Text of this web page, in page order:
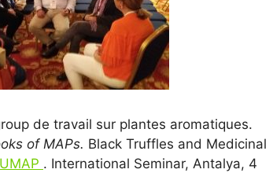
de travail sur plantes aromatiques.
of MAPs. Black Truffles and Medicinal
. International Seminar, Antalya, 4